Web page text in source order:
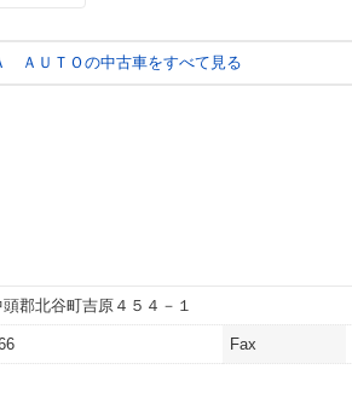
ＡＵＴＯの中古車をすべて見る
郡北谷町吉原４５４－１
Fax